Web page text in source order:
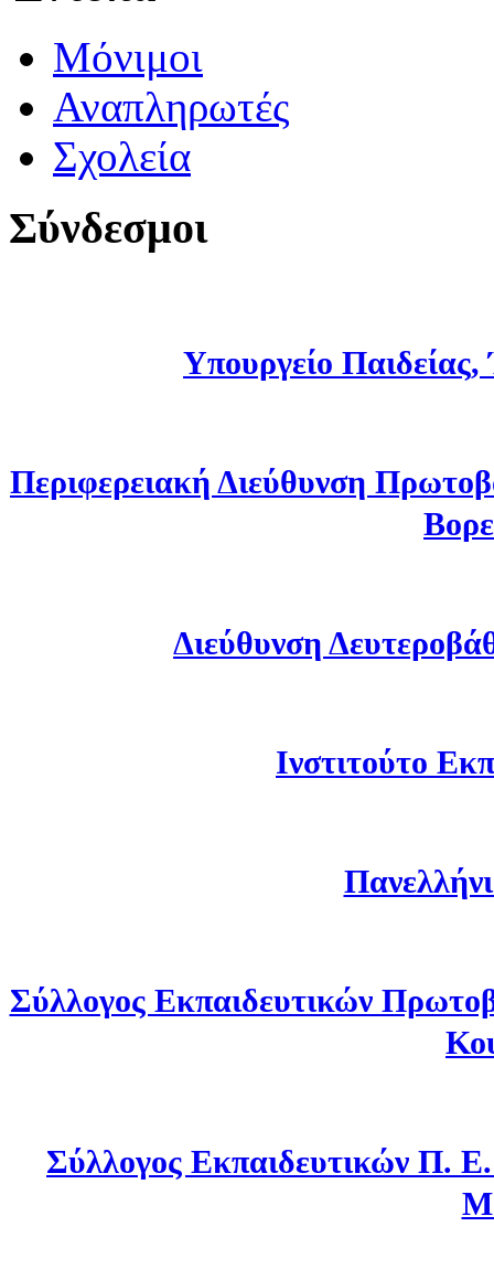
Μόνιμοι
Αναπληρωτές
Σχολεία
Σύνδεσμοι
Υπουργείο
Περιφερειακή Διεύθυνση
Διεύθυνση
Ινστιτούτο
Σύλλογος Εκπαιδευτικών
Σύλλογος Εκπαιδευτικών Π.